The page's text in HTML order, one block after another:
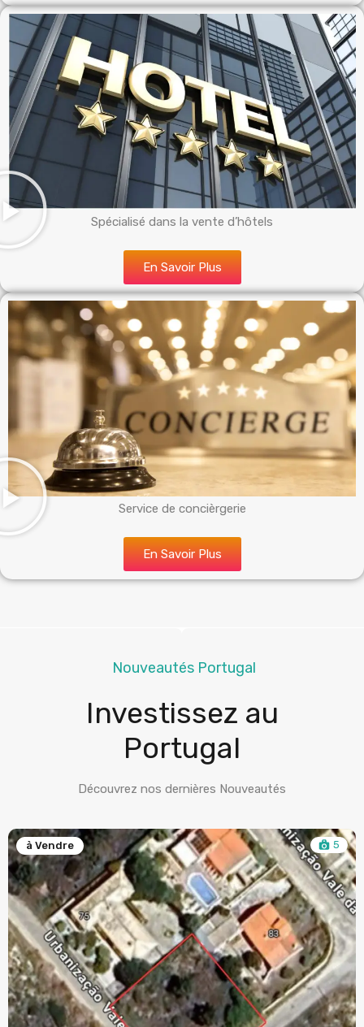
Spécialisé dans la vente d’hôtels
En Savoir Plus
Service de concièrgerie
En Savoir Plus
Nouveautés Portugal
Investissez au
Portugal
Découvrez nos dernières Nouveautés
à Vendre 5